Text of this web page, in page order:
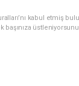
kabul etmiş
başınıza